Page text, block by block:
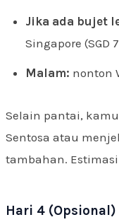
Jika ada bujet
Singapore (SGD
Malam: nonton
Selain pantai,
Sentosa atau
tambahan. Estimasi
Hari 4 (Opsional)